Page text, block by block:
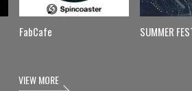
FabCafe SUMMER
VIEW MORE